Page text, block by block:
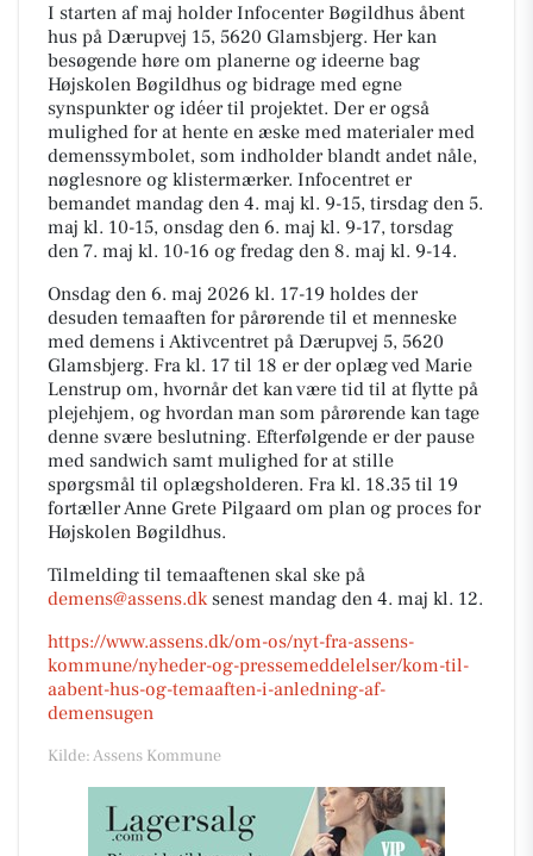
I starten af maj holder Infocenter Bøgildhus åbent
hus på Dærupvej 15, 5620 Glamsbjerg. Her kan
besøgende høre om planerne og ideerne bag
Højskolen Bøgildhus og bidrage med egne
synspunkter og idéer til projektet. Der er også
mulighed for at hente en æske med materialer med
demenssymbolet, som indholder blandt andet nåle,
nøglesnore og klistermærker. Infocentret er
bemandet mandag den 4. maj kl. 9-15, tirsdag den 5.
maj kl. 10-15, onsdag den 6. maj kl. 9-17, torsdag
den 7. maj kl. 10-16 og fredag den 8. maj kl. 9-14.
Onsdag den 6. maj 2026 kl. 17-19 holdes der
desuden temaaften for pårørende til et menneske
med demens i Aktivcentret på Dærupvej 5, 5620
Glamsbjerg. Fra kl. 17 til 18 er der oplæg ved Marie
Lenstrup om, hvornår det kan være tid til at flytte på
plejehjem, og hvordan man som pårørende kan tage
denne svære beslutning. Efterfølgende er der pause
med sandwich samt mulighed for at stille
spørgsmål til oplægsholderen. Fra kl. 18.35 til 19
fortæller Anne Grete Pilgaard om plan og proces for
Højskolen Bøgildhus.
Tilmelding til temaaftenen skal ske på
demens@assens.dksenest mandag den 4. maj kl. 12.
https://www.assens.dk/om-os/nyt-fra-assens-
kommune/nyheder-og-pressemeddelelser/kom-til-
aabent-hus-og-temaaften-i-anledning-af-
demensugen
Kilde: Assens Kommune